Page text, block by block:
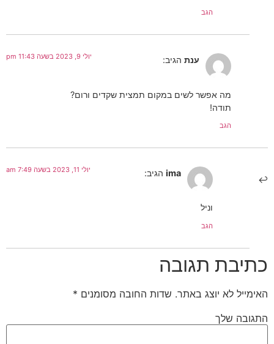
הגב
ענת הגיב: יולי 9, 2023 בשעה 11:43 pm
מה אפשר לשים במקום תמצית שקדים ורום?
תודה!
הגב
ima הגיב: יולי 11, 2023 בשעה 7:49 am
וניל
הגב
כתיבת תגובה
האימייל לא יוצג באתר. שדות החובה מסומנים *
התגובה שלך